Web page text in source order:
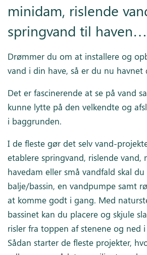
minidam, rislende
springvand til haven…
Drømmer du om at installere og
vand i din have, så er du nu havnet
Det er fascinerende at se på vand
kunne lytte på den velkendte og
i baggrunden.
I de fleste gør det selv vand-
etablere springvand, rislende vand,
havedam eller små vandfald skal
balje/bassin, en vandpumpe samt
at komme godt i gang. Med
bassinet kan du placere og skjule
risler fra toppen af stenene og ned
Sådan starter de fleste projekter,